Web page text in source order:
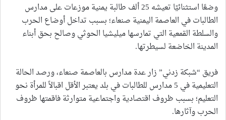
وضعًا استثنائيًا تعيشه 25 ألف طالبة يمنية موزعات على مدارس
الطالبات في العاصمة اليمنية صنعاء؛ بسبب تداخل أوضاع الحرب
والسلطة القمعية التي تمارسها ميليشيا الحوثي وصالح بحق أبناء
المدينة الخاضعة لسيطرتها.
فريق “شبكة زدني” زار عدة مدارس بالعاصمة صنعاء، ورصد الحالة
التعليمية في 5 مدارس للطالبات في بلد يعتبر الأقل اقبالاً للمرأة نحو
التعليم؛ بسبب ظروف اقتصادية واجتماعية متوارثة فاقمتها ظروف
الحرب وآثارها.